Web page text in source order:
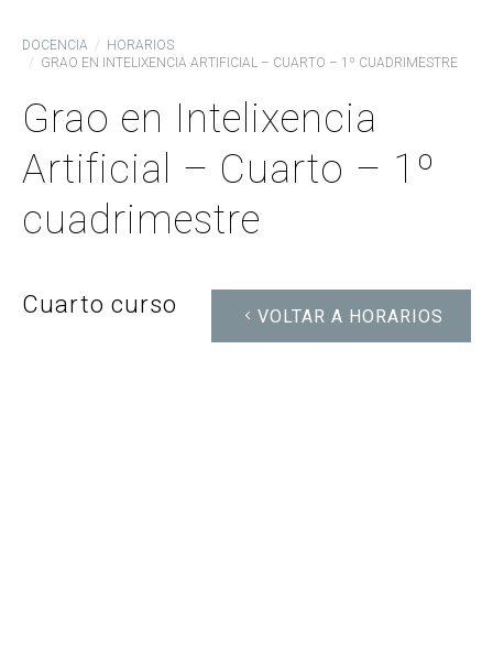
DOCENCIA
HORARIOS
GRAO EN INTELIXENCIA ARTIFICIAL – CUARTO – 1º CUADRIMESTRE
Grao en Intelixencia
Artificial – Cuarto – 1º
cuadrimestre
VOLTAR A HORARIOS
Cuarto curso